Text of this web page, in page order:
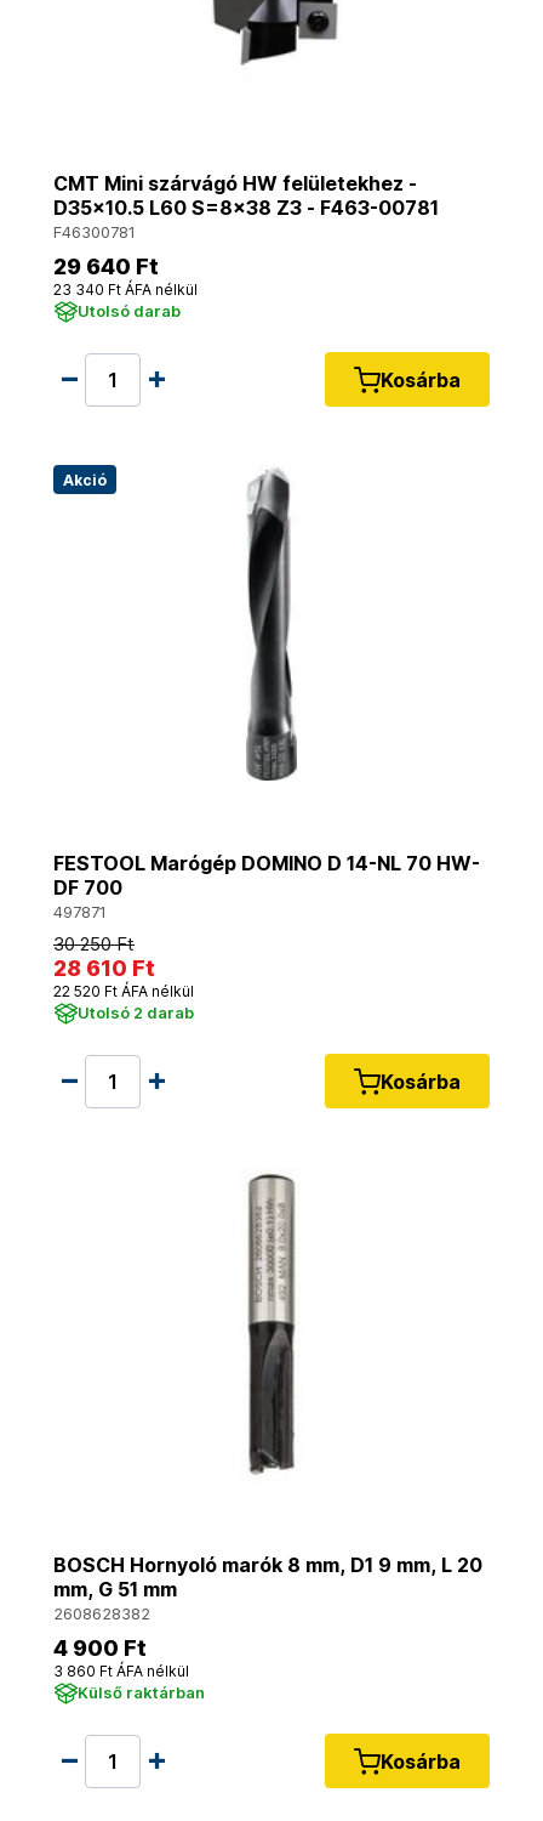
CMT Mini szárvágó HW felületekhez -
D35x10.5 L60 S=8x38 Z3 - F463-00781
F46300781
29 640 Ft
23 340 Ft ÁFA nélkül
Utolsó darab
Kosárba
Akció
FESTOOL Marógép DOMINO D 14-NL 70 HW-
DF 700
497871
30 250 Ft
28 610 Ft
22 520 Ft ÁFA nélkül
Utolsó 2 darab
Kosárba
BOSCH Hornyoló marók 8 mm, D1 9 mm, L 20
mm, G 51 mm
2608628382
4 900 Ft
3 860 Ft ÁFA nélkül
Külső raktárban
Kosárba